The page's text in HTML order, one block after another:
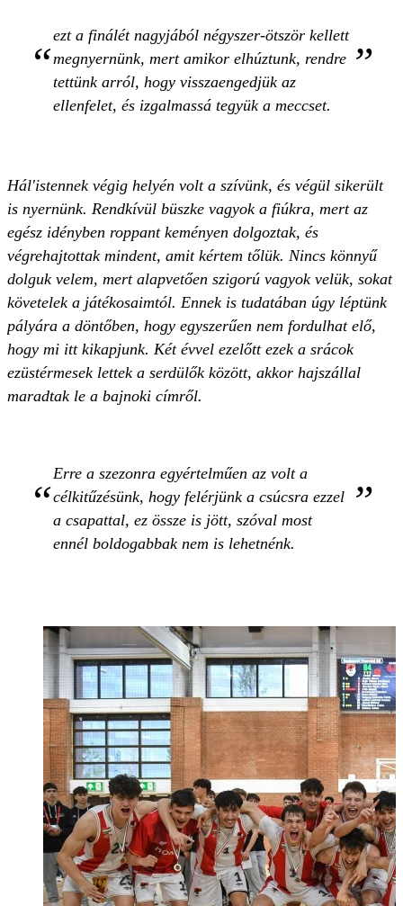
ezt a finálét nagyjából négyszer-ötször kellett
megnyernünk, mert amikor elhúztunk, rendre
tettünk arról, hogy visszaengedjük az
ellenfelet, és izgalmassá tegyük a meccset.
Hál'istennek végig helyén volt a szívünk, és végül sikerült
is nyernünk. Rendkívül büszke vagyok a fiúkra, mert az
egész idényben roppant keményen dolgoztak, és
végrehajtottak mindent, amit kértem tőlük. Nincs könnyű
dolguk velem, mert alapvetően szigorú vagyok velük, sokat
követelek a játékosaimtól. Ennek is tudatában úgy léptünk
pályára a döntőben, hogy egyszerűen nem fordulhat elő,
hogy mi itt kikapjunk. Két évvel ezelőtt ezek a srácok
ezüstérmesek lettek a serdülők között, akkor hajszállal
maradtak le a bajnoki címről.
Erre a szezonra egyértelműen az volt a
célkitűzésünk, hogy felérjünk a csúcsra ezzel
a csapattal, ez össze is jött, szóval most
ennél boldogabbak nem is lehetnénk.